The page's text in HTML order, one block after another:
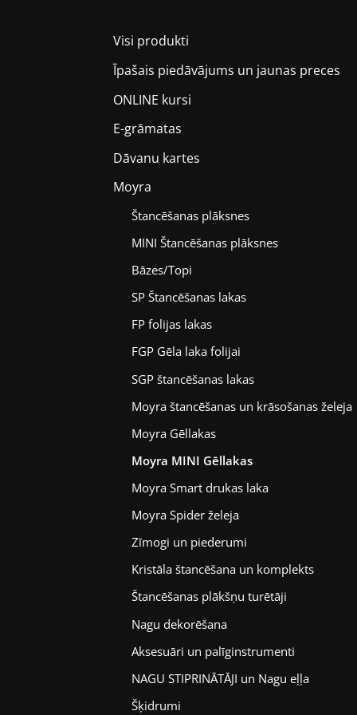
Visi produkti
Īpašais piedāvājums un jaunas preces
ONLINE kursi
E-grāmatas
Dāvanu kartes
Moyra
Štancēšanas plāksnes
MINI Štancēšanas plāksnes
Bāzes/Topi
SP Štancēšanas lakas
FP folijas lakas
FGP Gēla laka folijai
SGP štancēšanas lakas
Moyra štancēšanas un krāsošanas želeja
Moyra Gēllakas
Moyra MINI Gēllakas
Moyra Smart drukas laka
Moyra Spider želeja
Zīmogi un piederumi
Kristāla štancēšana un komplekts
Štancēšanas plākšņu turētāji
Nagu dekorēšana
Aksesuāri un palīginstrumenti
NAGU STIPRINĀTĀJI un Nagu eļļa
Šķidrumi